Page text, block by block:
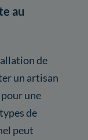
au
de
un artisan
une
de
peut